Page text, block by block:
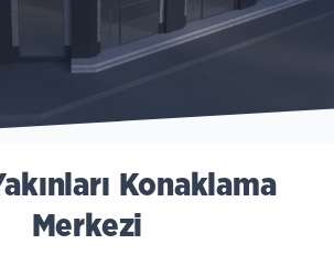
Konaklama
Merkezi